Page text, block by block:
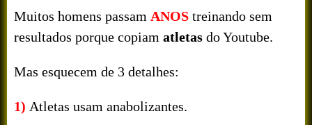
Muitos homens passam ANOS treinando sem
resultados porque copiam atletas do Youtube.
Mas esquecem de 3 detalhes:
1) Atletas usam anabolizantes.